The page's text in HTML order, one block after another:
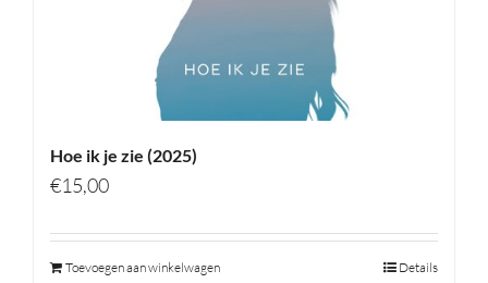
Hoe ik je zie (2025)
€15,00
Toevoegen aan winkelwagen Details